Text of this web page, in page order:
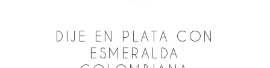
DIJE EN PLATA CON
ESMERALDA